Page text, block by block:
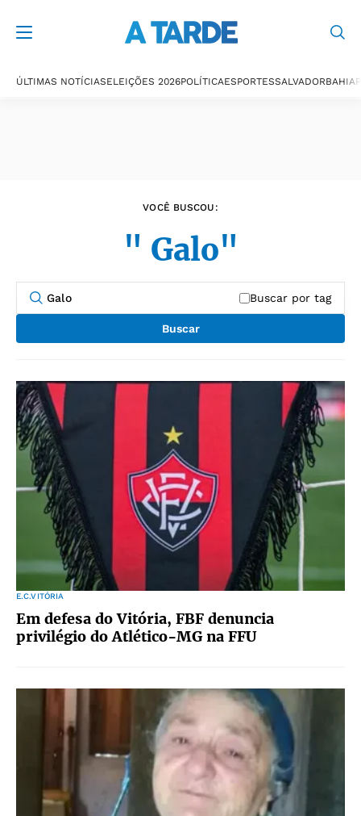
ÚLTIMAS NOTÍCIASELEIÇÕES 2026POLÍTICAESPORTESSALVADORBAHIA
VOCÊ BUSCOU:
" Galo"
Buscar por tag
Buscar
E.C.VITÓRIA
Em defesa do Vitória, FBF denuncia
privilégio do Atlético-MG na FFU